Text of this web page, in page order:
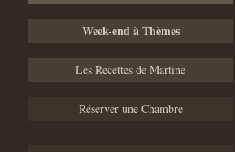
Week-end à Thèmes
Les Recettes de Martine
Réserver une Chambre